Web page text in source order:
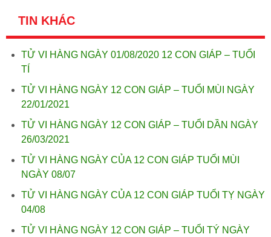
TIN KHÁC
TỬ VI HÀNG NGÀY 01/08/2020 12 CON GIÁP – TUỔI
TÍ
TỬ VI HÀNG NGÀY 12 CON GIÁP – TUỔI MÙI NGÀY
22/01/2021
TỬ VI HÀNG NGÀY 12 CON GIÁP – TUỔI DẦN NGÀY
26/03/2021
TỬ VI HÀNG NGÀY CỦA 12 CON GIÁP TUỔI MÙI
NGÀY 08/07
TỬ VI HÀNG NGÀY CỦA 12 CON GIÁP TUỔI TỴ NGÀY
04/08
TỬ VI HÀNG NGÀY 12 CON GIÁP – TUỔI TÝ NGÀY